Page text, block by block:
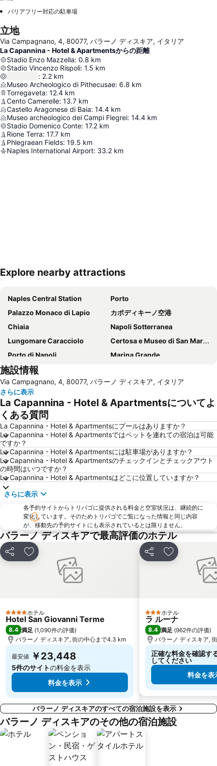
バリアフリー対応の駐車場
立地
Via Campagnano, 4, 80077, バラーノ ディスキア, イタリア
La Capannina - Hotel & Apartmentsからの距離
Stadio Enzo Mazzella: 0.8 km
Stadio Vincenzo Rispoli: 1.5 km
: 2.2 km
Museo Archeologico di Pithecusae: 6.8 km
Torregaveta: 12.4 km
Cento Camerelle: 13.7 km
Castello Aragonese di Baia: 14.4 km
Museo archeologico dei Campi Flegrei: 14.4 km
Stadio Domenico Conte: 17.2 km
Rione Terra: 17.7 km
Phlegraean Fields: 19.5 km
Naples International Airport: 33.2 km
Explore nearby attractions
Naples Central Station
Porto
Palazzo Monaco di Lapio
カポディキーノ空港
Chiaia
Napoli Sotterranea
Lungomare Caracciolo
Certosa e Museo di San Martino
Porto di Napoli
Marina Grande
Scampìa
Castel dell'Ovo
Liparlati
Vomero
Via Toledo
Piazza Bellini
Porto di Ischia
Via Chiaia
Piazza del Plebiscito
Spaccanapoli
Marina Grande
Funiculare di Mergellina
Palazzo Reale
National Archaeological Museum
Montecalvario
Basilica di Santa Chiara
Mercatini di Natale San Gregorio Armeno
Da Michele
San Giovanni a Teduccio
Barra
Piazza Dante
Piazza Tasso
Li galli
Capuano
施設情報
Via Campagnano, 4, 80077, バラーノ ディスキア, イタリア
さらに表示
La Capannina - Hotel & Apartmentsについてよ
くある質問
La Capannina - Hotel & Apartmentsにプールはありますか？
La Capannina - Hotel & Apartmentsではペットを連れての宿泊は可能
ですか？
La Capannina - Hotel & Apartmentsには駐車場がありますか？
La Capannina - Hotel & Apartmentsのチェックインとチェックアウト
の時間はいつですか？
La Capannina - Hotel & Apartmentsはどこに位置していますか？
さらに表示
各予約サイトからトリバゴに提供される料金と空室状況は、継続的に
変化しています。そのためトリバゴでご覧になった情報と同じ内容
が、移動先の予約サイトにも表示されているとは限りません。
バラーノ ディスキアで最高評価のホテル
シェア お気に入りに追加
4 ホテルのランク
ホテル
Hotel San Giovanni Terme
8.4 満足 (1,090件の評価)
バラーノ ディスキア, 街の中心まで4.3 km
最安値 ￥23,448
5件のサイトの料金を表示
料金を表示
シェア お気に入りに
3 ホテルのランク
ホテル
ラ ルーナ
8.4 満足 (962件の評価)
バラーノ ディスキア,
正確な料金を確認す
してください
料金を表
バラーノ ディスキアのすべての宿泊施設を表示
バラーノ ディスキアのその他の宿泊施設